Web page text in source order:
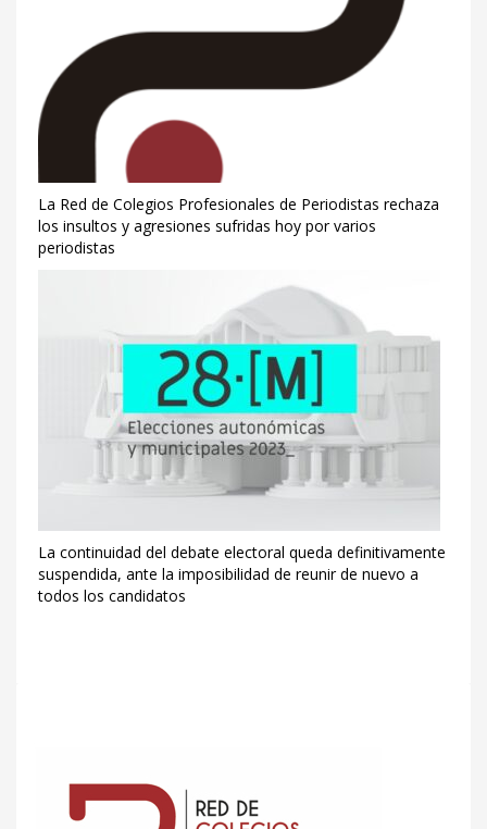
La Red de Colegios Profesionales de Periodistas rechaza
los insultos y agresiones sufridas hoy por varios
periodistas
La continuidad del debate electoral queda definitivamente
suspendida, ante la imposibilidad de reunir de nuevo a
todos los candidatos